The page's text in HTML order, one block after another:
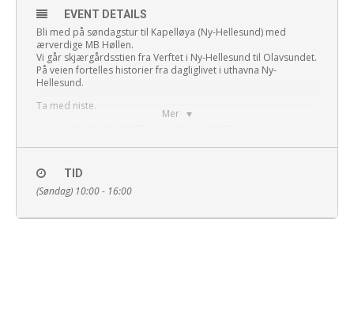
Mer
EVENT DETAILS
Bli med på søndagstur til Kapelløya (Ny-Hellesund) med
ærverdige MB Høllen.
Vi går skjærgårdsstien fra Verftet i Ny-Hellesund til Olavsundet.
På veien fortelles historier fra dagliglivet i uthavna Ny-
Hellesund.
Ta med niste.
15.30.
Kjøp billetter her
FOTO : René Bjerregaard©Visit Sørlandet
TID
(Søndag) 10:00 - 16:00